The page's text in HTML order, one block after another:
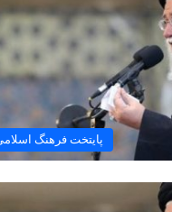
پایتخت فرهنگ